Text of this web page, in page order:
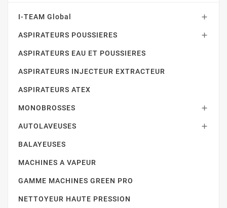
I-TEAM Global 
ASPIRATEURS POUSSIERES 
ASPIRATEURS EAU ET POUSSIERES
ASPIRATEURS INJECTEUR EXTRACTEUR
ASPIRATEURS ATEX
MONOBROSSES 
AUTOLAVEUSES 
BALAYEUSES
MACHINES A VAPEUR
GAMME MACHINES GREEN PRO
NETTOYEUR HAUTE PRESSION